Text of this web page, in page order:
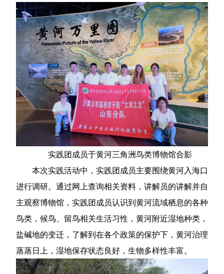
实践团成员于黄河三角洲鸟类博物馆合影
本次实践活动中，实践团成员主要围绕黄河入海口
进行调研。通过网上查询相关资料，讲解员的讲解并自
主观察博物馆，实践团成员认识到黄河流域栖息的各种
鸟类，候鸟、留鸟相关生活习性，黄河附近湿地种类，
盐碱地的变迁，了解到在各个政策的保护下，黄河治理
蒸蒸日上，湿地保存状态良好，生物多样性丰富。